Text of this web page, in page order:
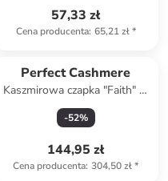
57,33 zł
Cena producenta: 65,21 zł*
Perfect Cashmere
Kaszmirowa czapka "Faith" w
kolorze granatowym
-52%
144,95 zł
Cena producenta: 304,50 zł*